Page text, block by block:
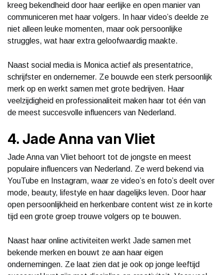
kreeg bekendheid door haar eerlijke en open manier van
communiceren met haar volgers. In haar video’s deelde ze
niet alleen leuke momenten, maar ook persoonlijke
struggles, wat haar extra geloofwaardig maakte.
Naast social media is Monica actief als presentatrice,
schrijfster en ondernemer. Ze bouwde een sterk persoonlijk
merk op en werkt samen met grote bedrijven. Haar
veelzijdigheid en professionaliteit maken haar tot één van
de meest succesvolle influencers van Nederland.
4. Jade Anna van Vliet
Jade Anna van Vliet behoort tot de jongste en meest
populaire influencers van Nederland. Ze werd bekend via
YouTube en Instagram, waar ze video’s en foto’s deelt over
mode, beauty, lifestyle en haar dagelijks leven. Door haar
open persoonlijkheid en herkenbare content wist ze in korte
tijd een grote groep trouwe volgers op te bouwen.
Naast haar online activiteiten werkt Jade samen met
bekende merken en bouwt ze aan haar eigen
ondernemingen. Ze laat zien dat je ook op jonge leeftijd